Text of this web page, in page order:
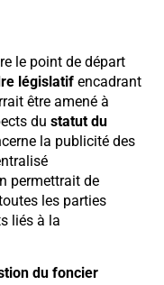
le point de départ
législatif encadrant
être amené à
du statut du
la publicité des
permettrait de
les parties
liés à la
du foncier